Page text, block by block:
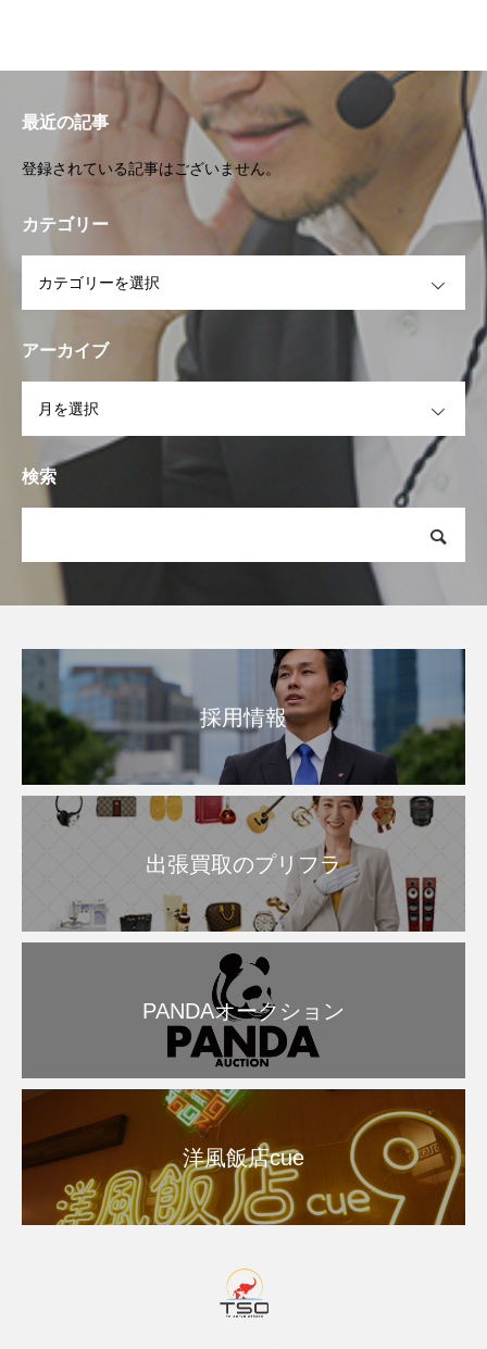
最近の記事
登録されている記事はございません。
カテゴリー
アーカイブ
検索
採用情報
出張買取のプリフラ
PANDAオークション
洋風飯店cue